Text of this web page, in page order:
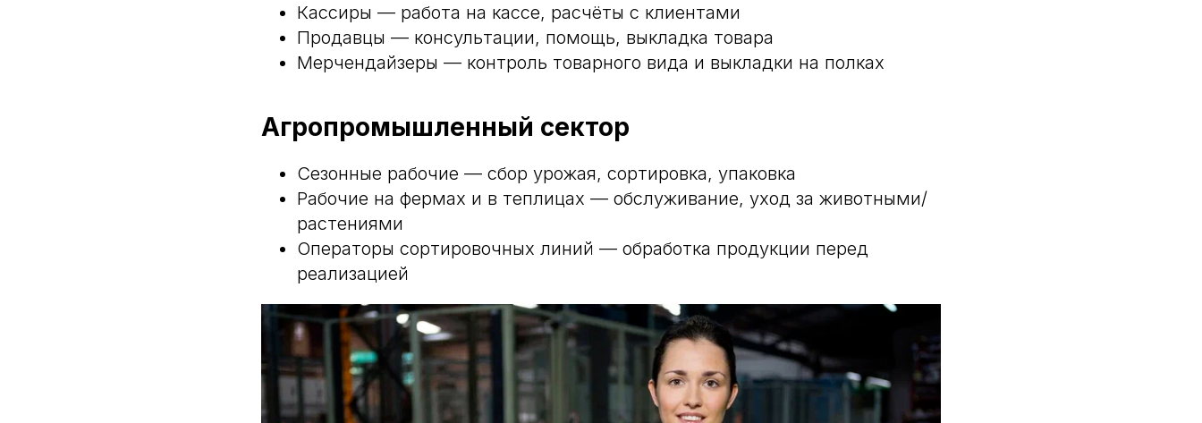
Кассиры — работа на кассе, расчёты с клиентами
Продавцы — консультации, помощь, выкладка товара
Мерчендайзеры — контроль товарного вида и выкладки на полках
Агропромышленный сектор
Сезонные рабочие — сбор урожая, сортировка, упаковка
Рабочие на фермах и в теплицах — обслуживание, уход за животными/
растениями
Операторы сортировочных линий — обработка продукции перед
реализацией